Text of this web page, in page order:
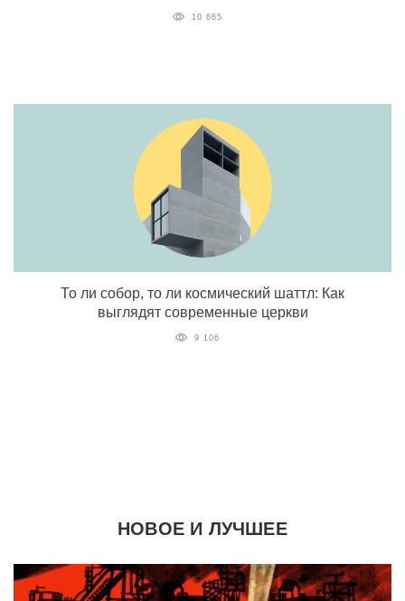
10 665
То ли собор, то ли космический шаттл: Как
выглядят современные церкви
9 106
НОВОЕ И ЛУЧШЕЕ